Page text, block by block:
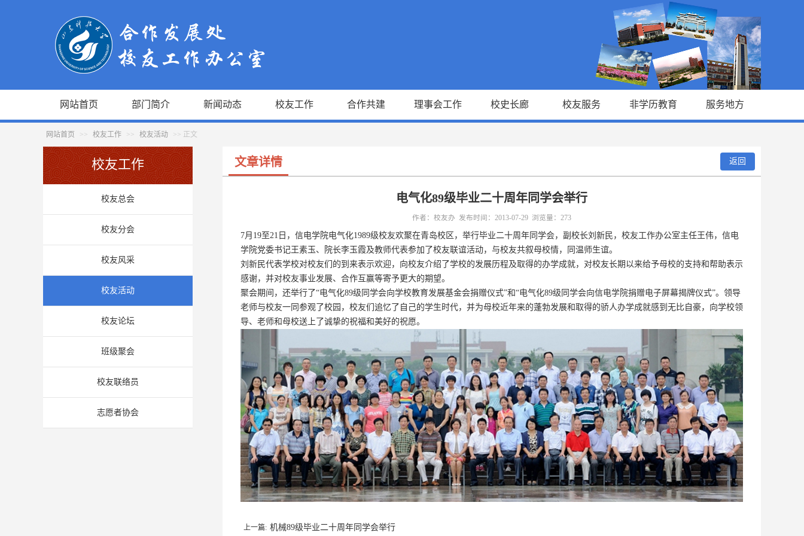
网站首页 部门简介 新闻动态 校友工作 合作共建 理事会工作 校史长廊 校友服务 非学历教育 服务地方
网站首页 >> 校友工作 >> 校友活动 >> 正文
校友工作
校友总会
校友分会
校友风采
校友活动
校友论坛
班级聚会
校友联络员
志愿者协会
文章详情 返回
电气化89级毕业二十周年同学会举行
作者：校友办 发布时间：2013-07-29 浏览量： 273
7月19至21日，信电学院电气化1989级校友欢聚在青岛校区，举行毕业二十周年同学会，副校长刘新民，校友工作办公室主任王伟，信电
学院党委书记王素玉、院长李玉霞及教师代表参加了校友联谊活动，与校友共叙母校情，同温师生谊。
刘新民代表学校对校友们的到来表示欢迎，向校友介绍了学校的发展历程及取得的办学成就，对校友长期以来给予母校的支持和帮助表示
感谢，并对校友事业发展、合作互赢等寄予更大的期望。
聚会期间，还举行了“电气化89级同学会向学校教育发展基金会捐赠仪式”和“电气化89级同学会向信电学院捐赠电子屏幕揭牌仪式”。领导
老师与校友一同参观了校园，校友们追忆了自己的学生时代，并为母校近年来的蓬勃发展和取得的骄人办学成就感到无比自豪，向学校领
导、老师和母校送上了诚挚的祝福和美好的祝愿。
上一篇: 机械89级毕业二十周年同学会举行